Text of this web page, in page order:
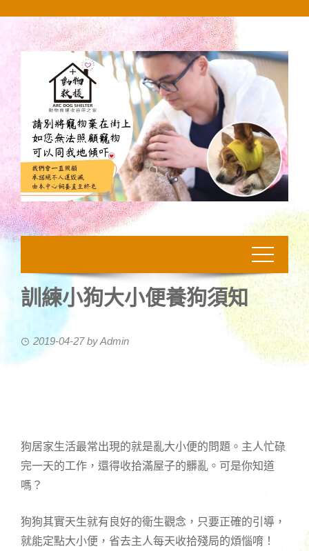
訓練小狗大小便養狗須知
2019-04-27byAdmin
狗居家生活最常出現的就是亂大小便的問題。主人忙碌
完一天的工作，還得收拾滿屋子的髒亂。可是你知道
嗎？
狗狗其實天生就有良好的衛生觀念，只要正確的引導，
就能定點大小便，省去主人每天收拾殘局的煩惱唷！